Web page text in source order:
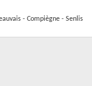
- Compiègne - Senlis